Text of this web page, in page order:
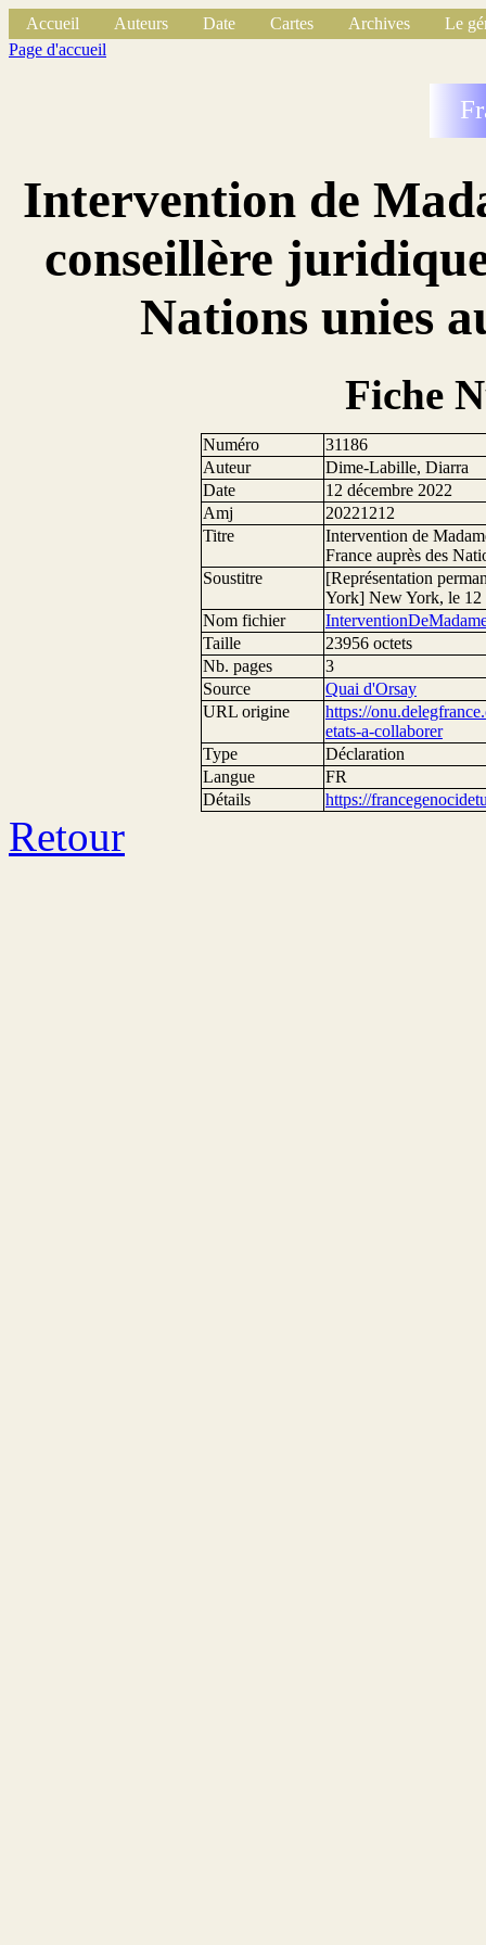
Accueil Auteurs Date Cartes Archives
Le
Page d'accueil
Intervention de
conseillère
Nations unies
Fiche
Numéro
31186
Auteur
Dime-Labille, Diarra
Date
12 décembre 2022
Amj
20221212
Titre
Intervention de
France auprès des
Soustitre
[Représentation
York] New York, le 12
Nom fichier
Taille
23956 octets
Nb. pages
3
Source
Quai d'Orsay
URL origine
https://
etats-a-collaborer
Type
Déclaration
Langue
FR
Détails
https://
Retour